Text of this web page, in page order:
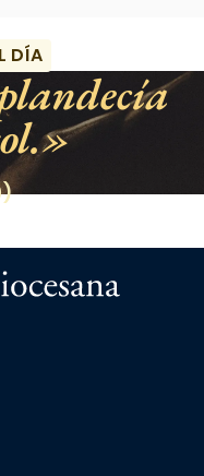
DÍA